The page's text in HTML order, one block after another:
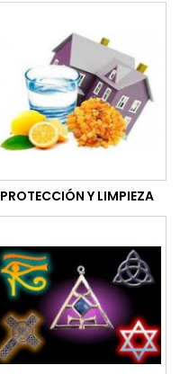
PROTECCIÓN Y LIMPIEZA